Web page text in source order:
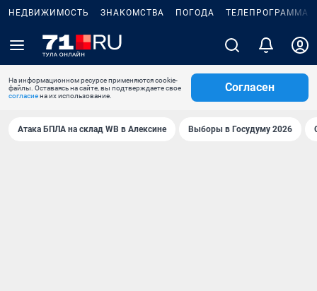
НЕДВИЖИМОСТЬ ЗНАКОМСТВА ПОГОДА ТЕЛЕПРОГРАММА
На информационном ресурсе применяются cookie-
файлы. Оставаясь на сайте, вы подтверждаете свое
согласиена их использование.
Согласен
Атака БПЛА на склад WB в Алексине Выборы в Госудуму 2026